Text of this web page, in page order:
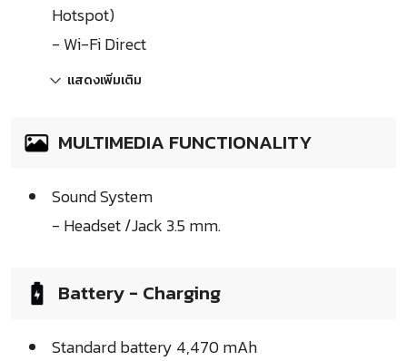
Hotspot)
- Wi-Fi Direct
แสดงเพิ่มเติม
MULTIMEDIA FUNCTIONALITY
Sound System
- Headset /Jack 3.5 mm.
Battery - Charging
Standard battery 4,470 mAh